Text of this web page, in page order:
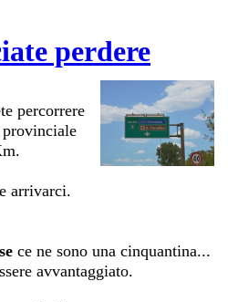
perdere
percorrere
arrivarci.
ce ne sono una cinquantina...
avvantaggiato.